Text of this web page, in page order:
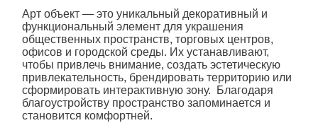
Арт объект— это уникальный декоративный и
функциональный элемент для украшения
общественных пространств, торговых центров,
офисов и городской среды. Их устанавливают,
чтобы привлечь внимание, создать эстетическую
привлекательность, брендировать территорию или
сформировать интерактивную зону. Благодаря
благоустройству пространство запоминается и
становится комфортней.